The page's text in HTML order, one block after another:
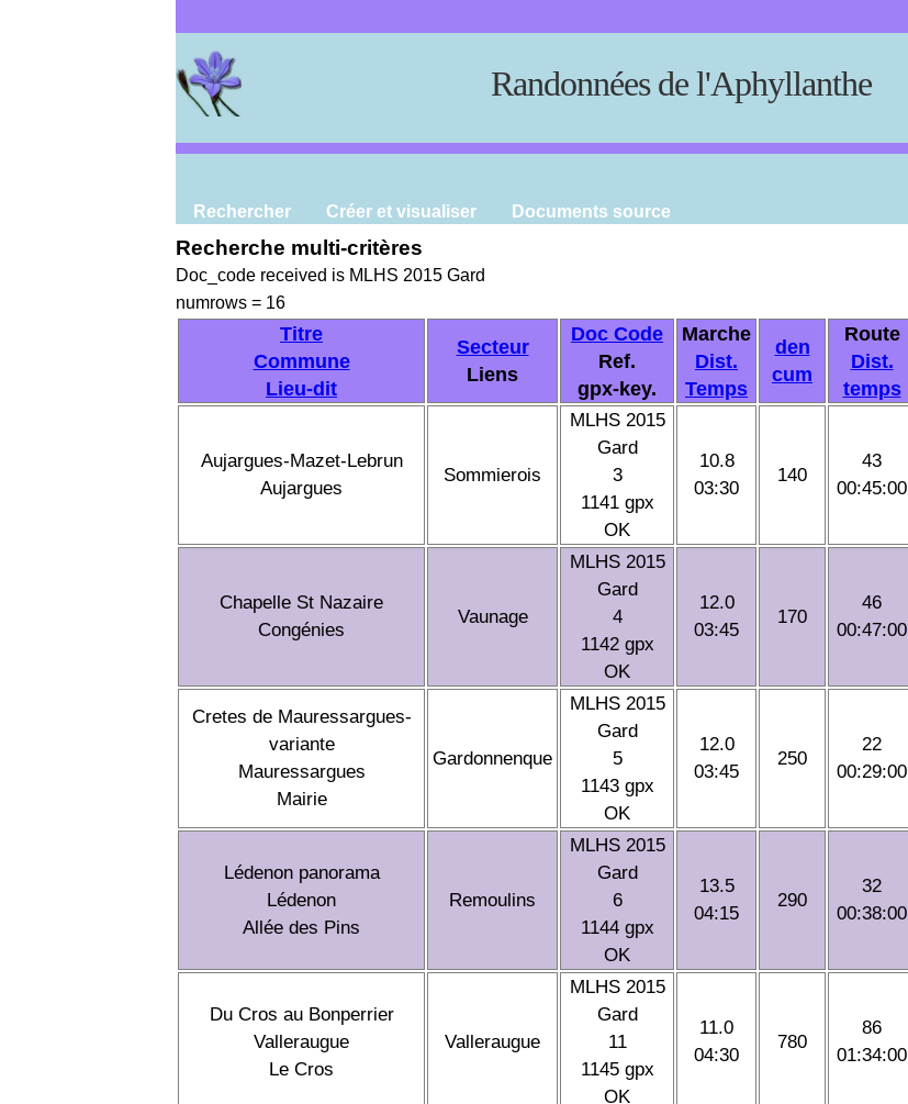
Randonnées de l'Aphyllanthe
Rechercher Créer et visualiser Documents source
Recherche multi-critères
Doc_code received is MLHS 2015 Gard
numrows = 16
Titre
Commune
Lieu-dit
Secteur
Liens
Doc Code
Ref.
gpx-key.
Marche
Dist.
Temps
den
cum
Route
Dist.
temps
Aujargues-Mazet-Lebrun
Aujargues
Sommierois
MLHS 2015
Gard
3
1141 gpx
OK
10.8
03:30
140
43
00:45:00
Chapelle St Nazaire
Congénies
Vaunage
MLHS 2015
Gard
4
1142 gpx
OK
12.0
03:45
170
46
00:47:00
Cretes de Mauressargues-
variante
Mauressargues
Mairie
Gardonnenque
MLHS 2015
Gard
5
1143 gpx
OK
12.0
03:45
250
22
00:29:00
Lédenon panorama
Lédenon
Allée des Pins
Remoulins
MLHS 2015
Gard
6
1144 gpx
OK
13.5
04:15
290
32
00:38:00
Du Cros au Bonperrier
Valleraugue
Le Cros
Valleraugue
MLHS 2015
Gard
11
1145 gpx
OK
11.0
04:30
780
86
01:34:00